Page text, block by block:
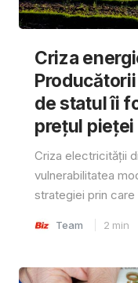
Criza
de statul îi
prețul pieței
Criza electricității
vulnerabilitatea
strategiei prin care
Team 2 min